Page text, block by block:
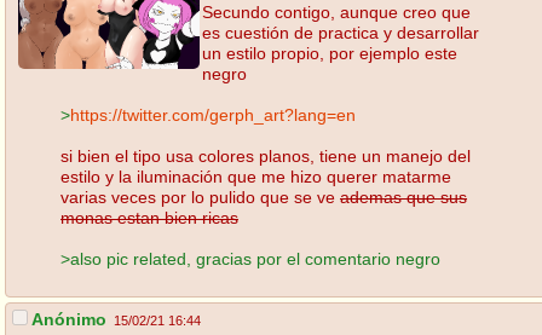
Secundo contigo, aunque creo que
es cuestión de practica y desarrollar
un estilo propio, por ejemplo este
negro
>https://twitter.com/gerph_art?lang=en
si bien el tipo usa colores planos, tiene un manejo del
estilo y la iluminación que me hizo querer matarme
varias veces por lo pulido que se ve ademas que sus
monas estan bien ricas
>also pic related, gracias por el comentario negro
Anónimo 15/02/21 16:44